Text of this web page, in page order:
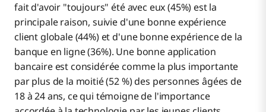
fait d'avoir "toujours" été avec eux (45%) est la
principale raison, suivie d'une bonne expérience
client globale (44%) et d'une bonne expérience de la
banque en ligne (36%). Une bonne application
bancaire est considérée comme la plus importante
par plus de la moitié (52 %) des personnes âgées de
18 à 24 ans, ce qui témoigne de l'importance